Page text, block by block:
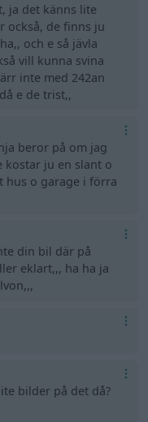
ja det känns lite
också, de finns ju
och e så jävla
vill kunna svina
inte med 242an
e de trist,,
beror på om jag
kostar ju en slant o
hus o garage i förra
din bil där på
eklart,,, ha ha ja
bilder på det då?